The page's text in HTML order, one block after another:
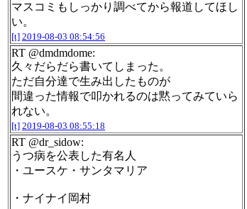
マスコミもしっかり調べてから報道してほし
い。
[t] 2019-08-03 08:54:56
RT @dmdmdome:
久々だらだら書いてしまった。
ただ自分達で生み出したものが
間違った情報で叩かれるのは黙ってみていら
れない。
[t] 2019-08-03 08:55:18
RT @dr_sidow:
うつ病を公表した有名人
・ユースケ・サンタマリア
・ナイナイ岡村